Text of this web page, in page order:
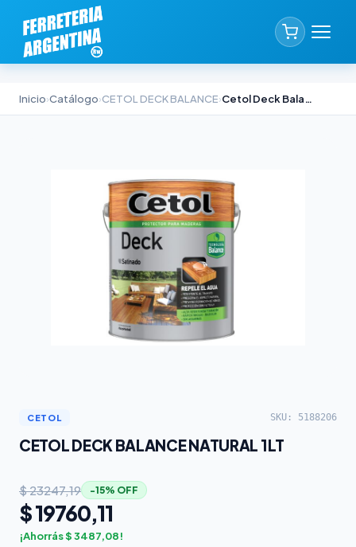
Inicio›Catálogo›CETOL DECK BALANCE› Cetol Deck Balance Natural 1lt
CETOL SKU: 5188206
CETOL DECK BALANCE NATURAL 1LT
$ 23247,19 −15% OFF
$ 19760,11
¡Ahorrás $ 3487,08!